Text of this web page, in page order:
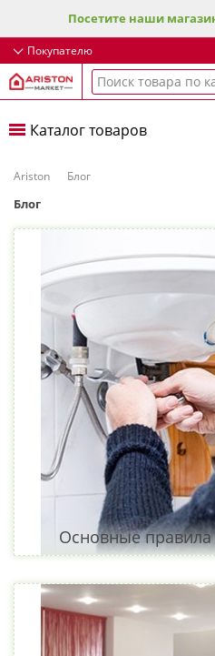
Посетите наши
Покупателю
Каталог товаров
Ariston Блог
Блог
Основные правила